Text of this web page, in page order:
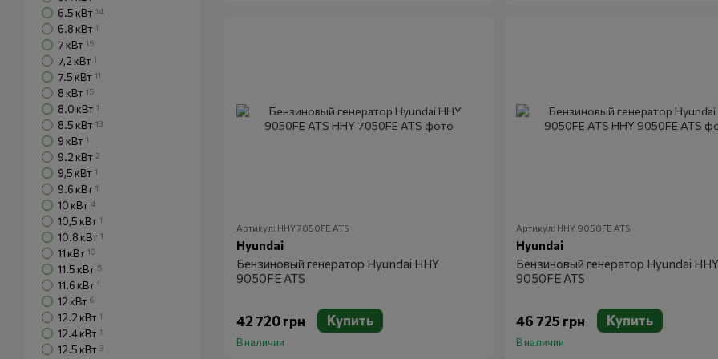
Артикул: HHY 7050FE ATS
Hyundai
Бензиновый генератор Hyundai HHY
9050FE ATS
42 720 грн Купить
В наличии
Артикул: HHY 9050FE ATS
Hyundai
Бензиновый генератор Hyundai HHY
9050FE ATS
46 725 грн Купить
В наличии
6.5 кВт 14
6.8 кВт 1
7 кВт 15
7,2 кВт 1
7.5 кВт 11
8 кВт 15
8.0 кВт 1
8.5 кВт 13
9 кВт 1
9.2 кВт 2
9,5 кВт 1
9.6 кВт 1
10 кВт 4
10,5 кВт 1
10.8 кВт 1
11 кВт 10
11.5 кВт 5
11.6 кВт 1
12 кВт 6
12.2 кВт 1
12.4 кВт 1
12.5 кВт 3